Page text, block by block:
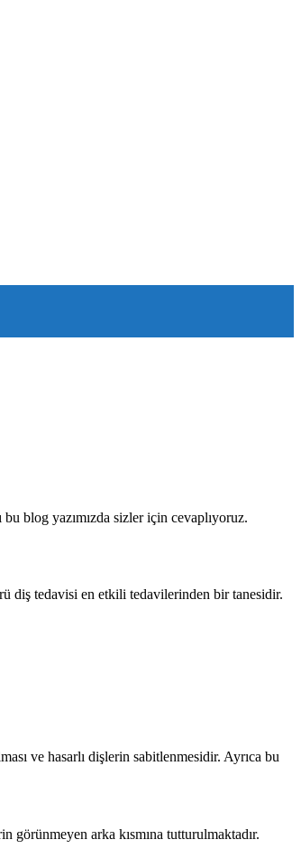
blog yazımızda sizler için cevaplıyoruz.
diş tedavisi en etkili tedavilerinden bir tanesidir.
ve hasarlı dişlerin sabitlenmesidir. Ayrıca bu
görünmeyen arka kısmına tutturulmaktadır.